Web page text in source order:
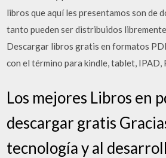
libros que aquí les presentamos son de
tanto pueden ser distribuidos
Descargar libros gratis en formatos
con el término para kindle, tablet,
Los mejores Libros en
descargar gratis
tecnología y al